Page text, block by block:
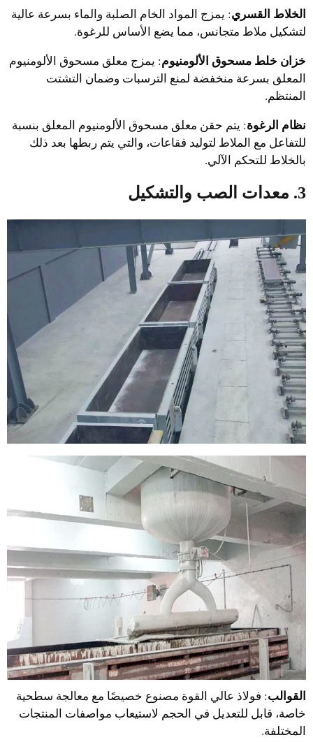
الخلاط القسري: يمزج المواد الخام الصلبة والماء بسرعة عالية
لتشكيل ملاط متجانس، مما يضع الأساس للرغوة.
خزان خلط مسحوق الألومنيوم: يمزج معلق مسحوق الألومنيوم
المعلق بسرعة منخفضة لمنع الترسبات وضمان التشتت
المنتظم.
نظام الرغوة: يتم حقن معلق مسحوق الألومنيوم المعلق بنسبة
للتفاعل مع الملاط لتوليد فقاعات، والتي يتم ربطها بعد ذلك
بالخلاط للتحكم الآلي.
3. معدات الصب والتشكيل
القوالب: فولاذ عالي القوة مصنوع خصيصًا مع معالجة سطحية
خاصة، قابل للتعديل في الحجم لاستيعاب مواصفات المنتجات
المختلفة.